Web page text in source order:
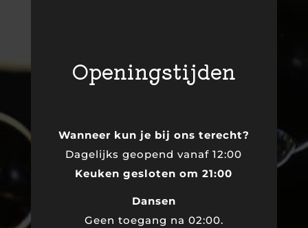
Openingstijden
Wanneer kun je bij ons terecht?
Dagelijks geopend vanaf 12:00
Keuken gesloten om 21:00
Dansen
Geen toegang na 02:00.